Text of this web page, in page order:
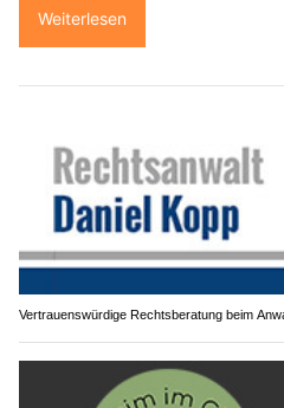
Weiterlesen
Vertrauenswürdige Rechtsberatung beim